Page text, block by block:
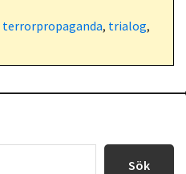
terrorpropaganda, trialog,
Sök